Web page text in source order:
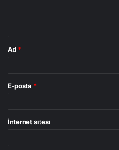
Ad *
E-posta *
İnternet sitesi